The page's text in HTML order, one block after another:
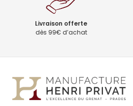
Livraison offerte
dès 99€ d’achat